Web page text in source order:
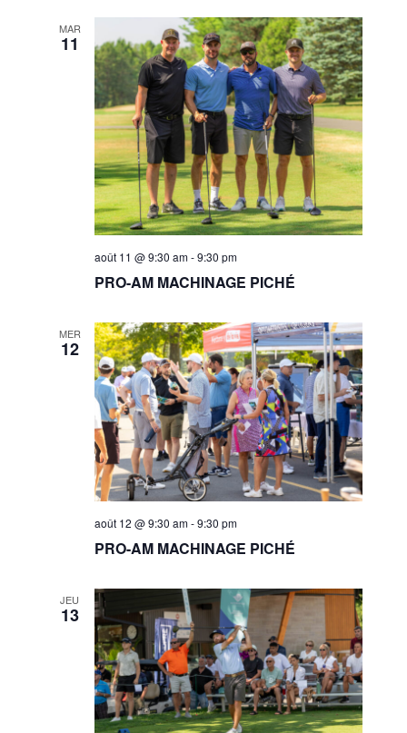
MAR
11
PRO-AM MACHINAGE PICHÉ
août 11 @ 9:30 am-9:30 pm
MER
12
PRO-AM MACHINAGE PICHÉ
août 12 @ 9:30 am-9:30 pm
JEU
13